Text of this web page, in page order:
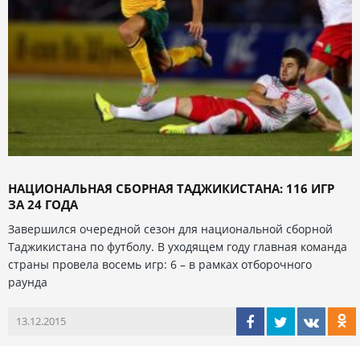
НАЦИОНАЛЬНАЯ СБОРНАЯ ТАДЖИКИСТАНА: 116 ИГР
ЗА 24 ГОДА
Завершился очередной сезон для национальной сборной
Таджикистана по футболу. В уходящем году главная команда
страны провела восемь игр: 6 – в рамках отборочного
раунда
13.12.2015